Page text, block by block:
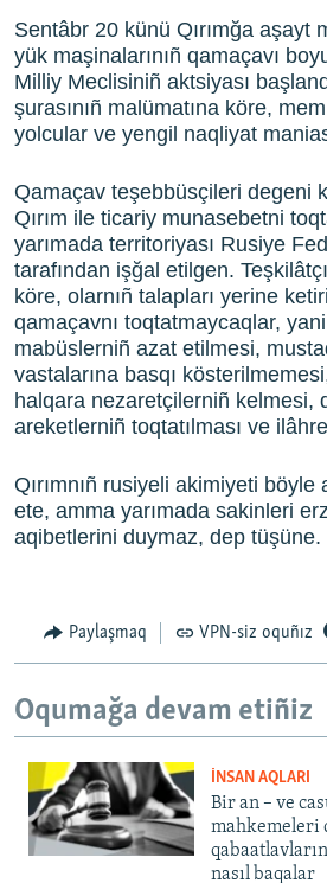
Sentâbr 20 künü Qırımğa aşayt
yük maşinalarınıñ qamaçavı
Milliy Meclisiniñ aktsiyası
şurasınıñ malümatına köre,
yolcular ve yengil naqliyat
Qamaçav teşebbüsçileri degeni
Qırım ile ticariy munasebetni
yarımada territoriyası Rusiye
tarafından işğal etilgen.
köre, olarnıñ talapları yerine
qamaçavnı toqtatmaycaqlar,
mabüslerniñ azat etilmesi,
vastalarına basqı
halqara nezaretçilerniñ kelmesi,
areketlerniñ toqtatılması ve
Qırımnıñ rusiyeli akimiyeti
ete, amma yarımada sakinleri
aqibetlerini duymaz, dep tüşüne.
Paylaşmaq VPN-siz oquñız
Oqumağa devam etiñiz
İNSAN AQLARI
Bir an – ve
mahkemeleri
nasıl baqalar